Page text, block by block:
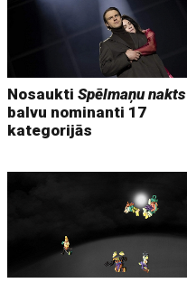
NosauktiSpēlmaņu nakts
balvu nominanti 17
kategorijās